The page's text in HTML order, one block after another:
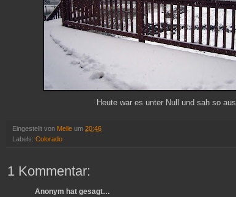
Heute war es unter Null und sah so aus
Eingestellt von Melle um 20:46
Labels: Colorado
1 Kommentar:
Anonym hat gesagt…